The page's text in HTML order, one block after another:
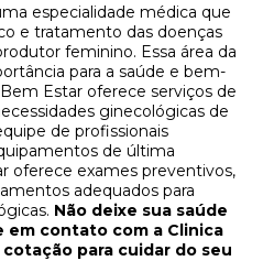
especialidade médica que
e tratamento das doenças
feminino. Essa área da
para a saúde e bem-
Estar oferece serviços de
ginecológicas de
de profissionais
de última
oferece exames preventivos,
adequados para
Não deixe sua saúde
em contato com a Clinica
para cuidar do seu